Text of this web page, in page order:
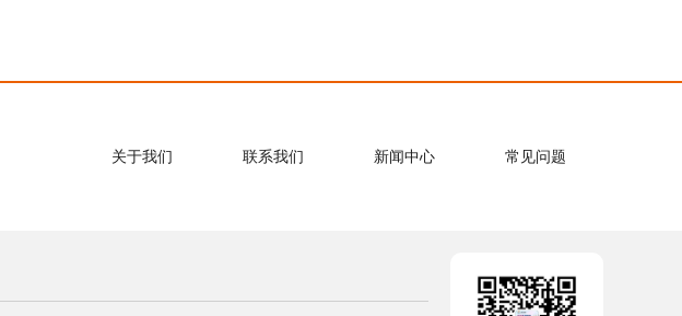
关于我们 联系我们 新闻中心 常见问题